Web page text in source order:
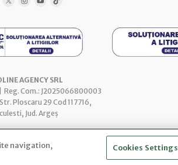
AGENCY SRL
Reg. Com.: J2025066800003
Ploscaru 29 Cod 117716,
Jud. Argeș
navigation,
Cookies Settings